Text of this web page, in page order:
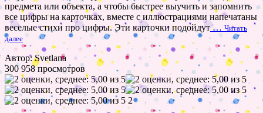
предмета или объекта, а чтобы быстрее выучить и запомнить
все цифры на карточках, вместе с иллюстрациями напечатаны
веселые стихи про цифры. Эти карточки подойдут… Читать
далее
Автор: Svetlana
300 958 просмотров
2